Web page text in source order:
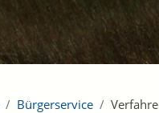
Bürgerservice